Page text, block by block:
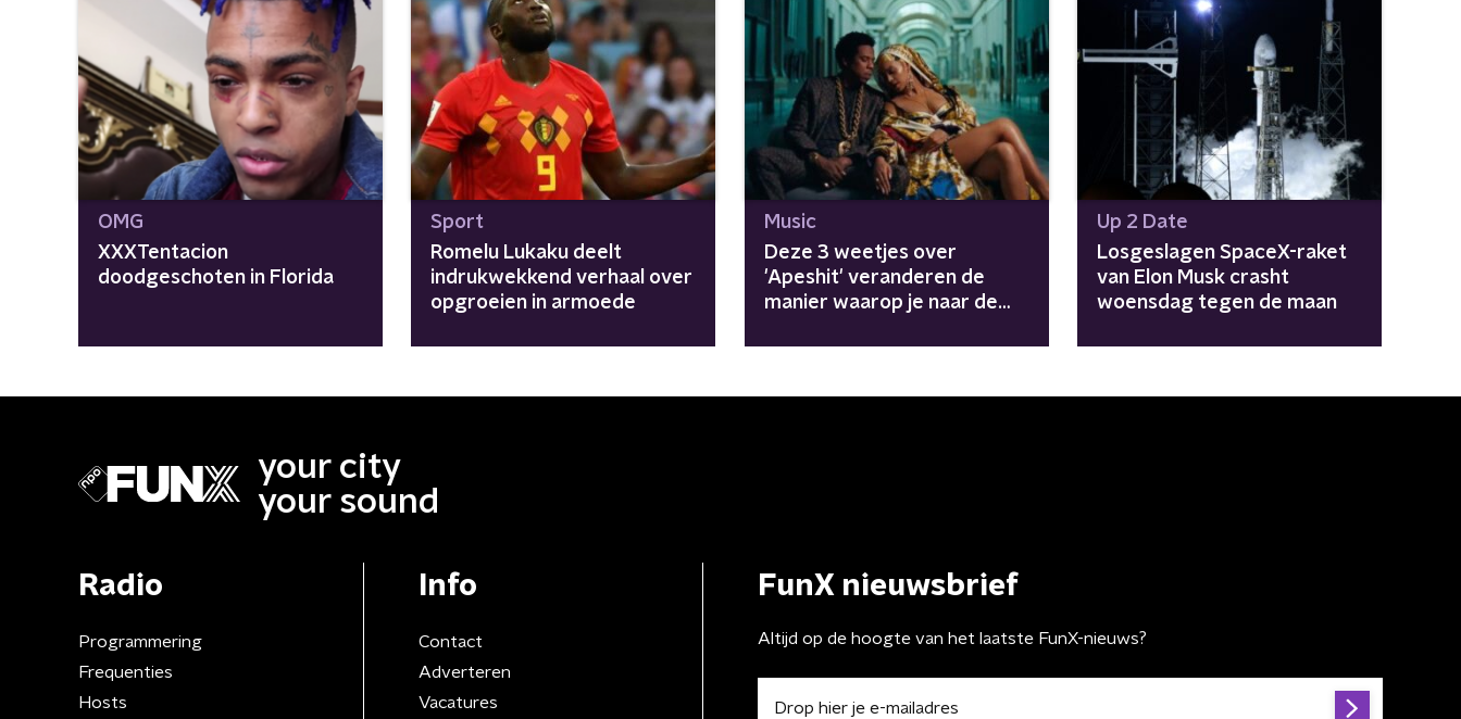
OMG
XXXTentacion
doodgeschoten in Florida
Sport
Romelu Lukaku deelt
indrukwekkend verhaal over
opgroeien in armoede
Music
Deze 3 weetjes over
'Apeshit' veranderen de
manier waarop je naar de
Up 2 Date
Losgeslagen SpaceX-raket
van Elon Musk crasht
woensdag tegen de maan
your city
your sound
Radio
Programmering
Frequenties
Hosts
Info
Contact
Adverteren
Vacatures
FunX nieuwsbrief
Altijd op de hoogte van het laatste FunX-nieuws?